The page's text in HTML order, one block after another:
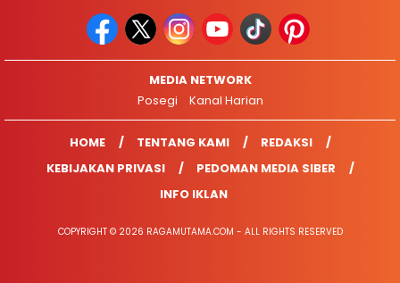
MEDIA NETWORK
Posegi
Kanal Harian
HOME TENTANG KAMI
REDAKSI
KEBIJAKAN PRIVASI
PEDOMAN MEDIA SIBER
INFO IKLAN
COPYRIGHT © 2026 RAGAMUTAMA.COM - ALL RIGHTS RESERVED